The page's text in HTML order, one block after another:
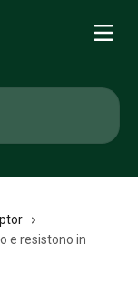
e resistono in